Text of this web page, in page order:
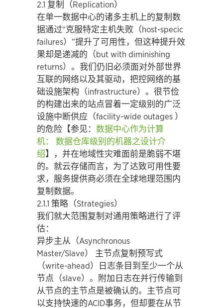
2.1 复制（Replication）
在单一数据中心的诸多主机上的复制数
据通过“克服特定主机失败（host-specic
failures）”提升了可用性，但这种提升效
果却是递减的（but with diminishing
returns）。我们仍旧必须面对外部世界
互联的网络以及其驱动，把控网络的基
础设施架构（infrastructure）。很节俭
的构建出来的站点冒着一定级别的广泛
设施中断供应（facility-wide outages ）
的危险【参见： 数据中心作为计算
机：
数据仓库级别的机器之设计介
绍】，并在地域性灾难面前是脆弱不堪
的。就云存储而言，为了达致可用性要
求，服务提供商必须在全球地理范围内
复制数据。
2.1.1 策略（Strategies）
我们就大范围复制对通用策略进行了评
估：
异步主从（Asynchronous
Master/Slave） 主节点复制预写式
（write-ahead）日志条目到至少一个从
节点（slave）。附加日志在并行传输到
从节点的主节点是被确认的。主节点可
以支持快速的ACID事务，但却要在从节